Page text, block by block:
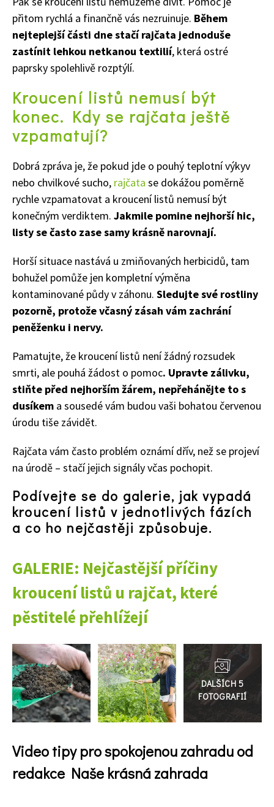
65 Kč
Objednat >
74 Kč
Objednat >
přitom rychlá a finančně vás nezruinuje. Během
nejteplejší části dne stačí rajčata jednoduše
zastínit lehkou netkanou textilií, která ostré
paprsky spolehlivě rozptýlí.
Kroucení listů nemusí být
konec. Kdy se rajčata ještě
vzpamatují?
Dobrá zpráva je, že pokud jde o pouhý teplotní výkyv
nebo chvilkové sucho, rajčata se dokážou poměrně
rychle vzpamatovat a kroucení listů nemusí být
konečným verdiktem. Jakmile pomine nejhorší hic,
listy se často zase samy krásně narovnají.
Horší situace nastává u zmiňovaných herbicidů, tam
bohužel pomůže jen kompletní výměna
kontaminované půdy v záhonu. Sledujte své rostliny
pozorně, protože včasný zásah vám zachrání
peněženku i nervy.
Pamatujte, že kroucení listů není žádný rozsudek
smrti, ale pouhá žádost o pomoc. Upravte zálivku,
stiňte před nejhorším žárem, nepřehánějte to s
dusíkem a sousedé vám budou vaši bohatou červenou
úrodu tiše závidět.
Rajčata vám často problém oznámí dřív, než se projeví
na úrodě – stačí jejich signály včas pochopit.
Podívejte se do galerie, jak vypadá
kroucení listů v jednotlivých fázích
a co ho nejčastěji způsobuje.
GALERIE: Nejčastější příčiny
kroucení listů u rajčat, které
pěstitelé přehlížejí
Přejít
do
galerie
Video tipy pro spokojenou zahradu od
redakce Naše krásná zahrada